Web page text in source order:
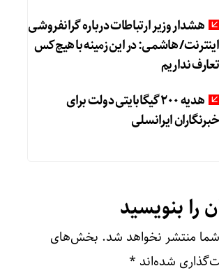
هشدار وزیر ارتباطات درباره گرانفروشی
اینترنت/ هاشمی: در این زمینه با هیچ‌کس
تعارف نداریم
هدیه ۲۰۰ گیگابایتی دولت برای
خبرنگاران ایرانسلی
را بنویسید
منتشر نخواهد شد. بخش‌های
شده‌اند *